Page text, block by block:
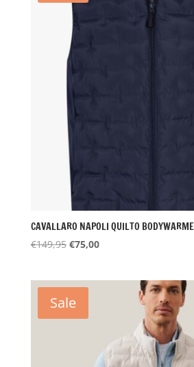
CAVALLARO NAPOLI QUILTO
€149,95 Oorspronkelijke
€149,95.
€75,00Huidige
Sale